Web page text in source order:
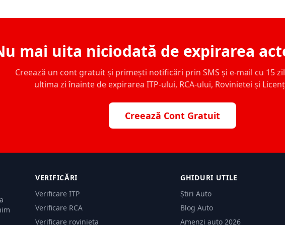
mai uita niciodată de expirarea
Creează un cont gratuit și primești notificări prin SMS și e-mail cu 15
ultima zi înainte de expirarea ITP-ului, RCA-ului, Rovinietei și
Creează Cont Gratuit
VERIFICĂRI
Verificare ITP
Verificare RCA
Verificare rovinieta
GHIDURI UTILE
Știri Auto
Blog Auto
Amenzi auto 2026